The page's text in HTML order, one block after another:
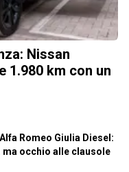
Nissan
1.980 km con un
Romeo Giulia Diesel:
ma occhio alle clausole